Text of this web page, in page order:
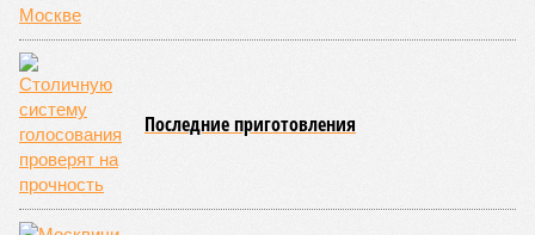
Последние приготовления